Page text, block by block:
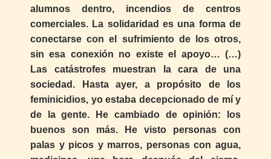
alumnos dentro, incendios de centros
comerciales. La solidaridad es una forma de
conectarse con el sufrimiento de los otros,
sin esa conexión no existe el apoyo… (…)
Las catástrofes muestran la cara de una
sociedad. Hasta ayer, a propósito de los
feminicidios, yo estaba decepcionado de mí y
de la gente. He cambiado de opinión: los
buenos son más. He visto personas con
palas y picos y marros, personas con agua,